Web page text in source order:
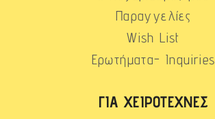
Παραγγελίες
Wish List
Ερωτήματα- Inquiries
ΓΙΑ ΧΕΙΡΟΤΈΧΝΕΣ